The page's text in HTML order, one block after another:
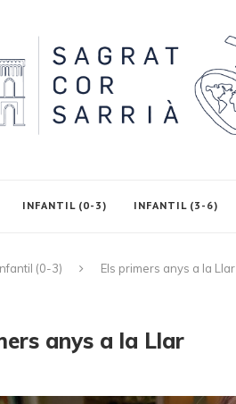
INFANTIL (0-3) INFANTIL (3-6)
(0-3) Els primers anys a la Llar
anys a la Llar